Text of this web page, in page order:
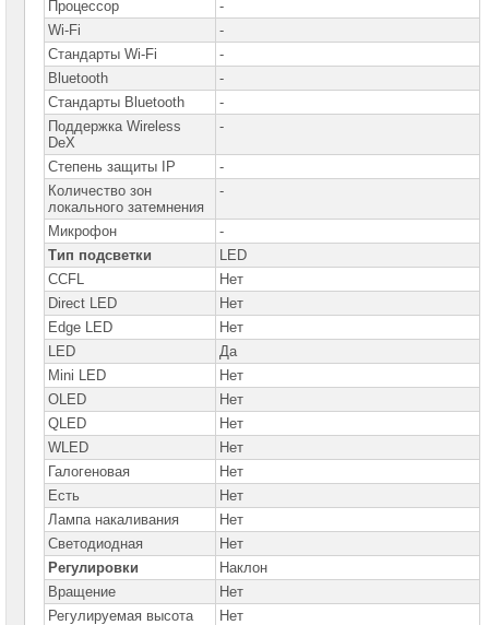
Процессор
-
Wi-Fi
-
Стандарты Wi-Fi
-
Bluetooth
-
Стандарты Bluetooth
-
Поддержка Wireless
DeX
-
Степень защиты IP
-
Количество зон
локального затемнения
-
Микрофон
-
Тип подсветки
LED
CCFL
Нет
Direct LED
Нет
Edge LED
Нет
LED
Да
Mini LED
Нет
OLED
Нет
QLED
Нет
WLED
Нет
Галогеновая
Нет
Есть
Нет
Лампа накаливания
Нет
Светодиодная
Нет
Регулировки
Наклон
Вращение
Нет
Регулируемая высота
Нет